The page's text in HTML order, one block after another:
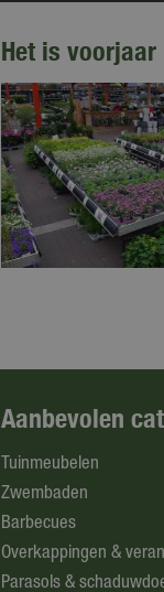
Het is voorjaar
Aanbevolen
Tuinmeubelen
Zwembaden
Barbecues
Overkappingen &
Parasols &